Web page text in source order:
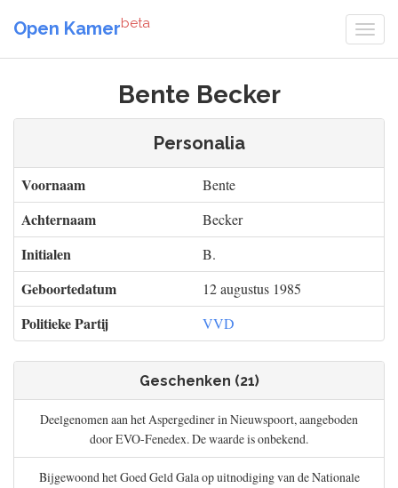
Open Kamerbeta
Bente Becker
Personalia
Voornaam Bente
Achternaam Becker
Initialen B.
Geboortedatum 12 augustus 1985
Politieke Partij VVD
Geschenken (21)
Deelgenomen aan het Aspergediner in Nieuwspoort, aangeboden
door EVO-Fenedex. De waarde is onbekend.
Bijgewoond het Goed Geld Gala op uitnodiging van de Nationale